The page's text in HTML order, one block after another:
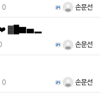
등록자 손문선
비추천
0
❤️ ▓█▇▅▂
등록자 손문선
추천
등록자 손문선
비추천
0